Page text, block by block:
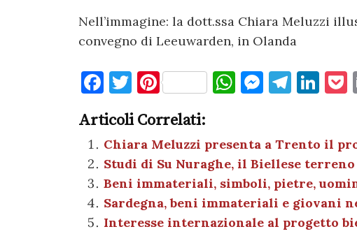
Nell’immagine: la dott.ssa Chiara Meluzzi
convegno di Leeuwarden, in Olanda
F
c
e
b
o
o
T
it
te
r
Pi
er
es
t
W
s
A
p
p
M
n
g
er
T
gr
a
m
Li
e
dI
n
Articoli Correlati:
Chiara Meluzzi presenta a Trento il
Studi di Su Nuraghe, il Biellese
Beni immateriali, simboli, pietre,
Sardegna, beni immateriali e giovani
Interesse internazionale al progetto